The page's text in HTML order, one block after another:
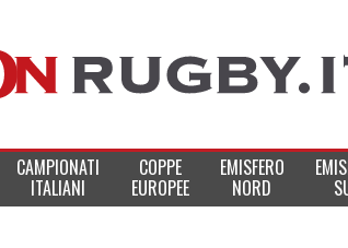
CAMPIONATI
ITALIANI
COPPE
EUROPEE
EMISFERO
NORD